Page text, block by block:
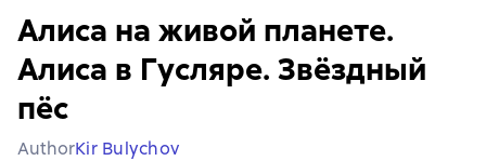
Алиса на живой планете.
Алиса в Гусляре. Звёздный
пёс
AuthorKir Bulychov